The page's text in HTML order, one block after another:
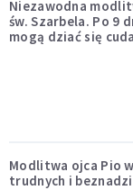
Niezawodna
św. Szarbela. Po 9
mogą dziać się cuda
Modlitwa ojca Pio w
trudnych i